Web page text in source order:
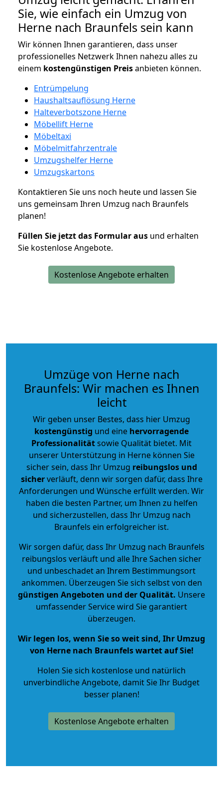
Sie, wie einfach ein Umzug von
Herne nach Braunfels sein kann
Wir können Ihnen garantieren, dass unser
professionelles Netzwerk Ihnen nahezu alles zu
einem kostengünstigen Preisanbieten können.
Entrümpelung
Haushaltsauflösung Herne
Halteverbotszone Herne
Möbellift Herne
Möbeltaxi
Möbelmitfahrzentrale
Umzugshelfer Herne
Umzugskartons
Kontaktieren Sie uns noch heute und lassen Sie
uns gemeinsam Ihren Umzug nach Braunfels
planen!
Füllen Sie jetzt das Formular aus und erhalten
Sie kostenlose Angebote.
Kostenlose Angebote erhalten
Umzüge von Herne nach
Braunfels: Wir machen es Ihnen
leicht
Wir geben unser Bestes, dass hier Umzug
kostengünstig und eine hervorragende
Professionalitätsowie Qualität bietet. Mit
unserer Unterstützung in Herne können Sie
sicher sein, dass Ihr Umzug reibungslos und
sicherverläuft, denn wir sorgen dafür, dass Ihre
Anforderungen und Wünsche erfüllt werden. Wir
haben die besten Partner, um Ihnen zu helfen
und sicherzustellen, dass Ihr Umzug nach
Braunfels ein erfolgreicher ist.
Wir sorgen dafür, dass Ihr Umzug nach Braunfels
reibungslos verläuft und alle Ihre Sachen sicher
und unbeschadet an Ihrem Bestimmungsort
ankommen. Überzeugen Sie sich selbst von den
günstigen Angeboten und der Qualität. Unsere
umfassender Service wird Sie garantiert
überzeugen.
Wir legen los, wenn Sie so weit sind, Ihr Umzug
von Herne nach Braunfels wartet auf Sie!
Holen Sie sich kostenlose und natürlich
unverbindliche Angebote, damit Sie Ihr Budget
besser planen!
Kostenlose Angebote erhalten